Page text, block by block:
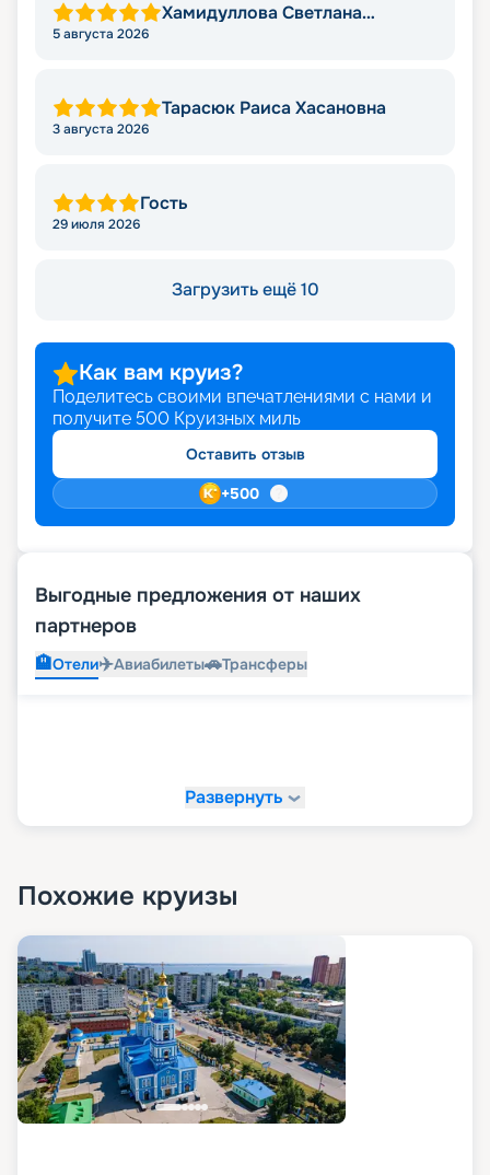
Хамидуллова Светлана
5 августа 2026
Тарасюк Раиса Хасановна
3 августа 2026
Гость
29 июля 2026
Загрузить ещё 10
Как вам круиз?
Поделитесь своими впечатлениями с нами и
получите 500 Круизных миль
Оставить отзыв
+500
Выгодные предложения от наших
партнеров
🏨Отели✈️Авиабилеты🚗Трансферы
Развернуть
Похожие круизы